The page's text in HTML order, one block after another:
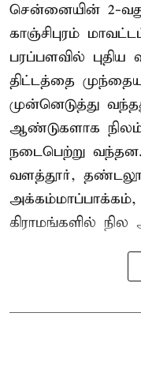
சென்னையின் 2-
காஞ்சிபுரம்
பரப்பளவில்
திட்டத்தை முந்தைய
முன்னெடுத்து
ஆண்டுகளாக
நடைபெற்று
வளத்தூர், தண்டலூர்,
அக்கம்மாப்பாக்கம்,
கிராமங்களில்